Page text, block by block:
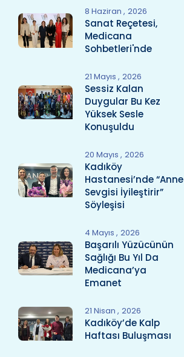
8 Haziran 2026
Sanat Reçetesi,
Medicana
Sohbetleri'nde
21 Mayıs 2026
Sessiz Kalan
Duygular Bu Kez
Yüksek Sesle
Konuşuldu
20 Mayıs 2026
Kadıköy
Hastanesi’nde “Anne
Sevgisi İyileştirir”
Söyleşisi
4 Mayıs 2026
Başarılı Yüzücünün
Sağlığı Bu Yıl Da
Medicana’ya
Emanet
21 Nisan 2026
Kadıköy’de Kalp
Haftası Buluşması